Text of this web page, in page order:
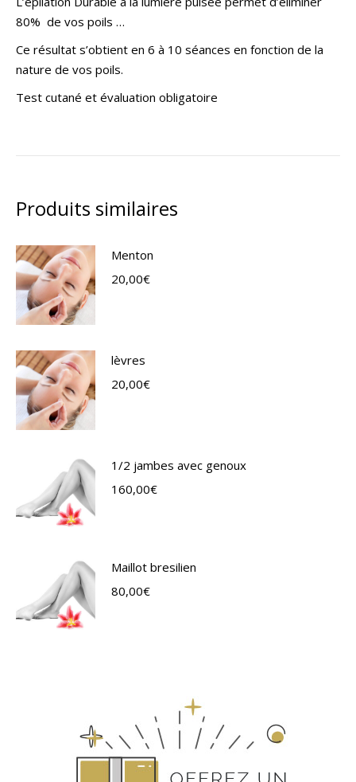
80% de vos poils …
Ce résultat s’obtient en 6 à 10 séances en fonction de la
nature de vos poils.
Test cutané et évaluation obligatoire
Produits similaires
Menton
20,00€
lèvres
20,00€
1/2 jambes avec genoux
160,00€
Maillot bresilien
80,00€